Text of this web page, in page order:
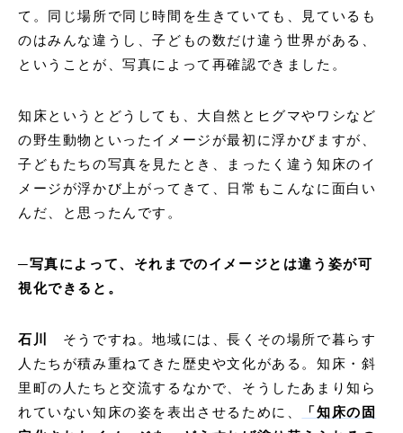
て。同じ場所で同じ時間を生きていても、見ているも
のはみんな違うし、子どもの数だけ違う世界がある、
ということが、写真によって再確認できました。
知床というとどうしても、大自然とヒグマやワシなど
の野生動物といったイメージが最初に浮かびますが、
子どもたちの写真を見たとき、まったく違う知床のイ
メージが浮かび上がってきて、日常もこんなに面白い
んだ、と思ったんです。
─写真によって、それまでのイメージとは違う姿が可
視化できると。
石川
そうですね。地域には、長くその場所で暮らす
人たちが積み重ねてきた歴史や文化がある。知床・斜
里町の人たちと交流するなかで、そうしたあまり知ら
れていない知床の姿を表出させるために、
「知床の固